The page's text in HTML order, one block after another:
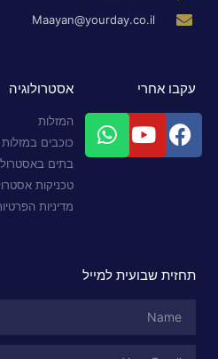
Maayan@yourday.co.il
עקבו אחרי אסטרולוגיה
המזלות
כוכבים במזלות
בתים
טכניקות
מדיניות
תחזית שבועית למייל